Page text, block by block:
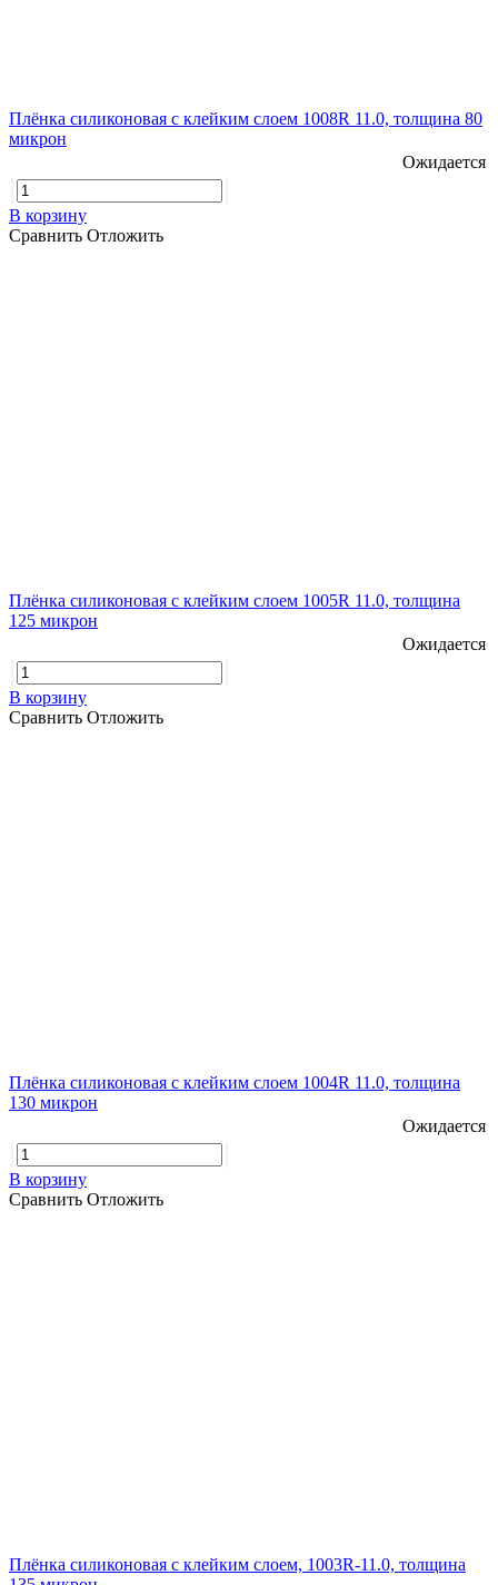
Плёнка силиконовая с клейким слоем 1008R 11.0, толщина 80
микрон
Ожидается
В корзину
Сравнить Отложить
Плёнка силиконовая с клейким слоем 1005R 11.0, толщина
125 микрон
Ожидается
В корзину
Сравнить Отложить
Плёнка силиконовая с клейким слоем 1004R 11.0, толщина
130 микрон
Ожидается
В корзину
Сравнить Отложить
Плёнка силиконовая с клейким слоем, 1003R-11.0, толщина